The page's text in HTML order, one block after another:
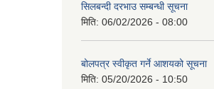
सिलबन्दी दरभाउ सम्बन्धी सूचना
मिति: 06/02/2026 - 08:00
बोलपत्र स्वीकृत गर्ने आशयको सूचना
मिति: 05/20/2026 - 10:50